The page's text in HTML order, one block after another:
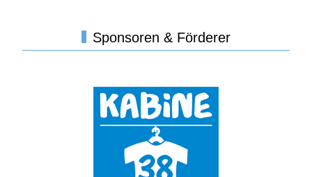
Sponsoren & Förderer